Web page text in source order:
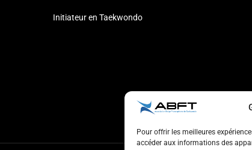
Pour offrir les meilleures
accéder aux informations des
Initiateur en Taekwondo